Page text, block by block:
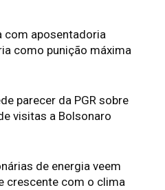
com aposentadoria
como punição máxima
parecer da PGR sobre
visitas a Bolsonaro
de energia veem
crescente com o clima